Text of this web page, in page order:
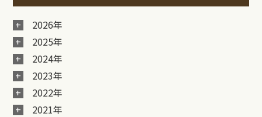
2026年
2025年
2024年
2023年
2022年
2021年